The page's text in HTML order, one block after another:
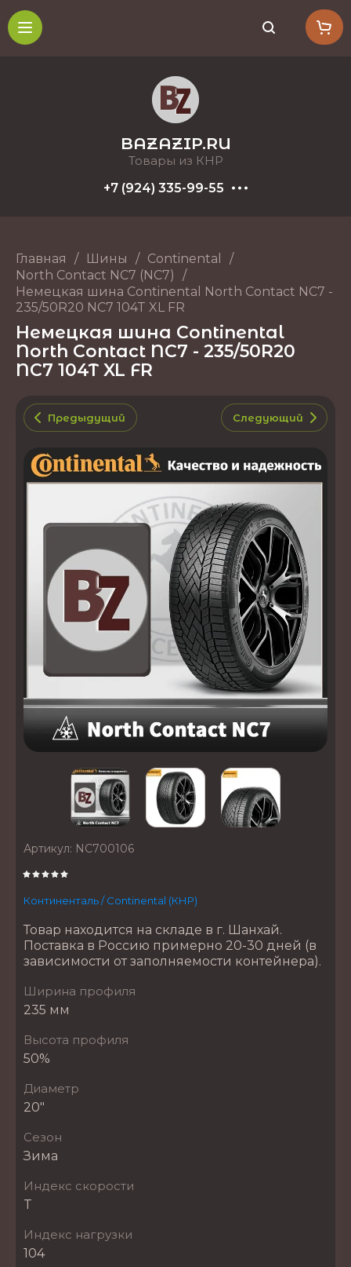
BAZAZIP.RU
Товары из КНР
+7 (924) 335-99-55
Главная / Шины / Continental
/
North Contact NC7 (NC7)
/
Немецкая шина Continental North Contact NC7 -
235/50R20 NC7 104T XL FR
Немецкая шина Continental
North Contact NC7 - 235/50R20
NC7 104T XL FR
Предыдущий Следующий
Артикул: NC700106
Континенталь / Continental (КНР)
Товар находится на складе в г. Шанхай.
Поставка в Россию примерно 20-30 дней (в
зависимости от заполняемости контейнера).
Ширина профиля
235 мм
Высота профиля
50%
Диаметр
20"
Сезон
Зима
Индекс скорости
T
Индекс нагрузки
104